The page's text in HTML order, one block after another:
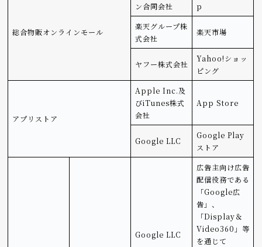
総合物販オンラインモール
ン合同会社
p
楽天グループ株
式会社
楽天市場
ヤフー株式会社
Yahoo!ショッ
ピング
アプリストア
Apple Inc.及
びiTunes株式
会社
App Store
Google LLC
Google Play
ストア
Google LLC
広告主向け広告
配信役務である
「Google広
告」、
「Display＆
Video360」等
を通じて